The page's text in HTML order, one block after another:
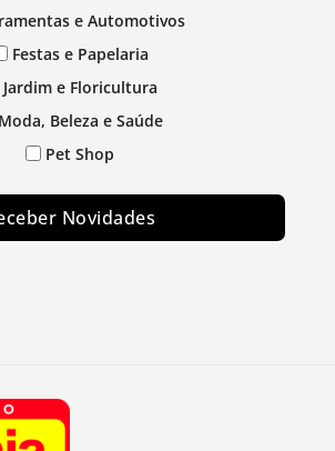
e Automotivos
Festas e Papelaria
Jardim e Floricultura
Moda, Beleza e Saúde
Pet Shop
Novidades